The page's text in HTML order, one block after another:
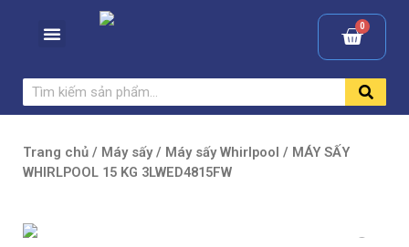
Trang chủ / Máy sấy/ Máy sấy Whirlpool / MÁY SẤY
WHIRLPOOL 15 KG 3LWED4815FW